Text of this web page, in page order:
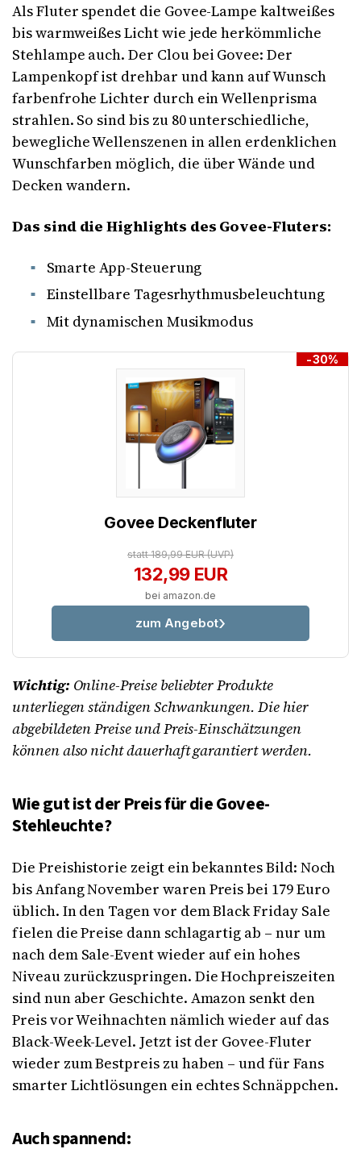
Als Fluter spendet die Govee-Lampe kaltweißes
bis warmweißes Licht wie jede herkömmliche
Stehlampe auch. Der Clou bei Govee: Der
Lampenkopf ist drehbar und kann auf Wunsch
farbenfrohe Lichter durch ein Wellenprisma
strahlen. So sind bis zu 80 unterschiedliche,
bewegliche Wellenszenen in allen erdenklichen
Wunschfarben möglich, die über Wände und
Decken wandern.
Das sind die Highlights des Govee-Fluters:
Smarte App-Steuerung
Einstellbare Tagesrhythmusbeleuchtung
Mit dynamischen Musikmodus
-30%
Govee Deckenfluter
statt 189,99 EUR(UVP)
132,99 EUR
bei amazon.de
zum Angebot
Wichtig: Online-Preise beliebter Produkte
unterliegen ständigen Schwankungen. Die hier
abgebildeten Preise und Preis-Einschätzungen
können also nicht dauerhaft garantiert werden.
Wie gut ist der Preis für die Govee-
Stehleuchte?
Die Preishistorie zeigt ein bekanntes Bild: Noch
bis Anfang November waren Preis bei 179 Euro
üblich. In den Tagen vor dem Black Friday Sale
fielen die Preise dann schlagartig ab – nur um
nach dem Sale-Event wieder auf ein hohes
Niveau zurückzuspringen. Die Hochpreiszeiten
sind nun aber Geschichte. Amazon senkt den
Preis vor Weihnachten nämlich wieder auf das
Black-Week-Level. Jetzt ist der Govee-Fluter
wieder zum Bestpreis zu haben – und für Fans
smarter Lichtlösungen ein echtes Schnäppchen.
Auch spannend: